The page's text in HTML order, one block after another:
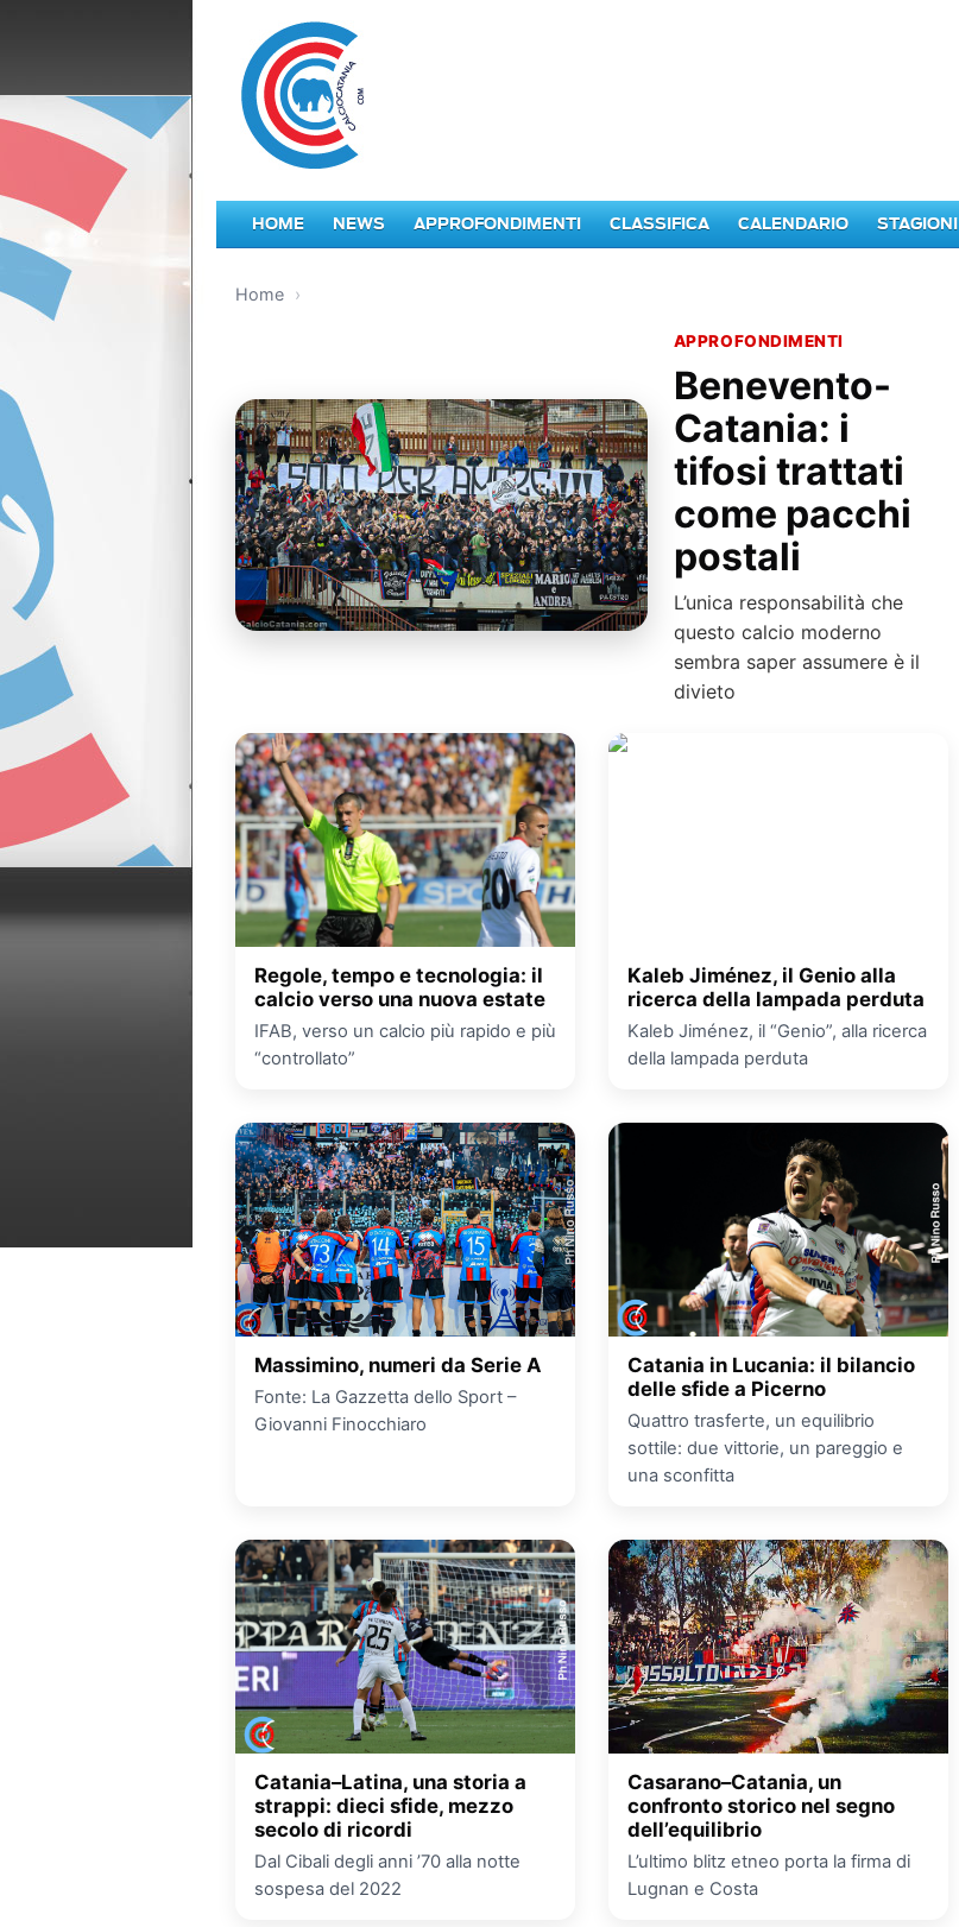
HOME NEWS APPROFONDIMENTI CLASSIFICA CALENDARIO STAGIONI
Home ›
APPROFONDIMENTI
Benevento-
Catania: i
tifosi trattati
come pacchi
postali
L’unica responsabilità che
questo calcio moderno
sembra saper assumere è il
divieto
Regole, tempo e tecnologia: il
calcio verso una nuova estate
IFAB, verso un calcio più rapido e più
“controllato”
Kaleb Jiménez, il Genio alla
ricerca della lampada perduta
Kaleb Jiménez, il “Genio”, alla ricerca
della lampada perduta
Massimino, numeri da Serie A
Fonte: La Gazzetta dello Sport –
Giovanni Finocchiaro
Catania in Lucania: il bilancio
delle sfide a Picerno
Quattro trasferte, un equilibrio
sottile: due vittorie, un pareggio e
una sconfitta
Catania–Latina, una storia a
strappi: dieci sfide, mezzo
secolo di ricordi
Dal Cibali degli anni ’70 alla notte
sospesa del 2022
Casarano–Catania, un
confronto storico nel segno
dell’equilibrio
L’ultimo blitz etneo porta la firma di
Lugnan e Costa